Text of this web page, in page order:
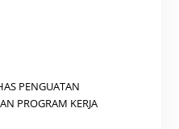
PENGUATAN
PROGRAM KERJA